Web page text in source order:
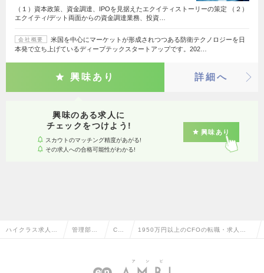
（１）資本政策、資金調達、IPOを見据えたエクイティストーリーの策定 （２）
エクイティ/デット両面からの資金調達業務、投資…
会社概要
米国を中心にマーケットが形成されつつある防衛テクノロジーを日
本発で立ち上げているディープテックスタートアップです。202…
興味あり 詳細へ
興味のある求人に
チェックをつけよう!
スカウトのマッチング精度があがる!
その求人への合格可能性がわかる!
興味あり
ハイクラス求人T 管理部門 CF 1950万円以上のCFOの転職・求人情